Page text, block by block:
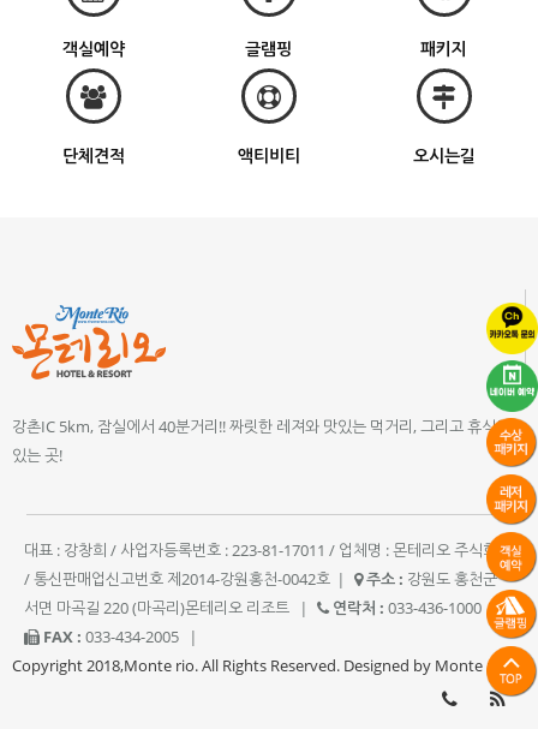
객실예약 글램핑 패키지
단체견적 액티비티 오시는길
강촌IC 5km, 잠실에서 40분거리!! 짜릿한 레져와 맛있는 먹거리, 그리고 휴식이
있는 곳!
대표 : 강창희 / 사업자등록번호 : 223-81-17011 / 업체명 : 몬테리오 주식회사
/ 통신판매업신고번호 제2014-강원홍천-0042호 | 주소 : 강원도 홍천군
서면 마곡길 220 (마곡리)몬테리오 리조트
| 연락처 : 033-436-1000
|
FAX : 033-434-2005
|
Copyright 2018,Monte rio. All Rights Reserved. Designed by Monte rio.